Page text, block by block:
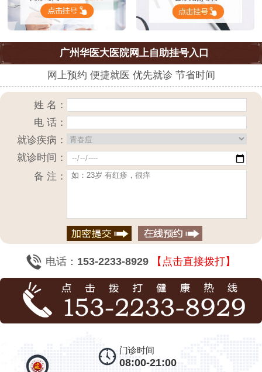
广州华医大医院网上自助挂号入口
网上预约 便捷就医 优先就诊 节省时间
姓 名：
电 话：
就诊疾病：
就诊时间：
备 注：
电话： 153-2233-8929 【点击直接拨打】
门诊时间
08:00-21:00